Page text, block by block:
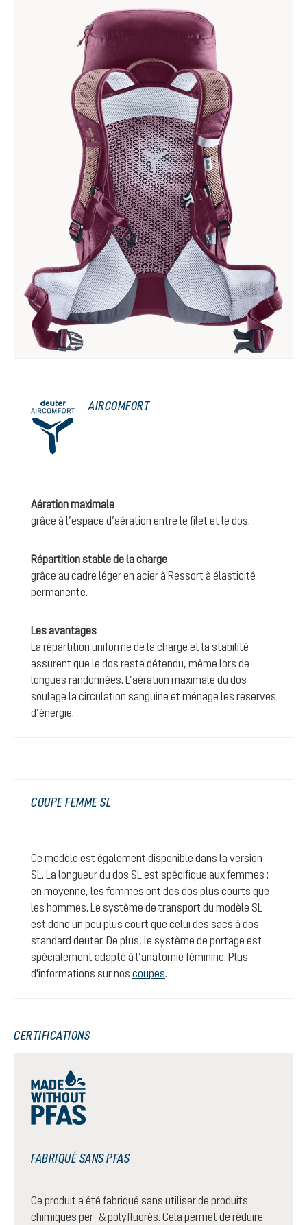
AIRCOMFORT
Aération maximale
grâce à l’espace d’aération entre le filet et le dos.
Répartition stable de la charge
grâce au cadre léger en acier à Ressort à élasticité
permanente.
Les avantages
La répartition uniforme de la charge et la stabilité
assurent que le dos reste détendu, même lors de
longues randonnées. L’aération maximale du dos
soulage la circulation sanguine et ménage les réserves
d’énergie.
COUPE FEMME SL
Ce modèle est également disponible dans la version
SL. La longueur du dos SL est spécifique aux femmes :
en moyenne, les femmes ont des dos plus courts que
les hommes. Le système de transport du modèle SL
est donc un peu plus court que celui des sacs à dos
standard deuter. De plus, le système de portage est
spécialement adapté à l’anatomie féminine. Plus
d'informations sur nos coupes.
CERTIFICATIONS
FABRIQUÉ SANS PFAS
Ce produit a été fabriqué sans utiliser de produits
chimiques per- & polyfluorés. Cela permet de réduire